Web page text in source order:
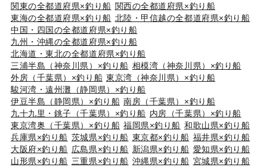
関東の全都道府県×釣り船 関西の全都道府県×釣り船
東海の全都道府県×釣り船 北陸・甲信越の全都道府県×釣り船
中国・四国の全都道府県×釣り船
九州・沖縄の全都道府県×釣り船
北海道・東北の全都道府県×釣り船
三浦半島（神奈川県）×釣り船 相模湾（神奈川県）×釣り船
外房（千葉県）×釣り船 東京湾（神奈川県）×釣り船
駿河湾・遠州灘（静岡県）×釣り船
伊豆半島（静岡県）×釣り船 南房（千葉県）×釣り船
九十九里・銚子（千葉県）×釣り船 内房（千葉県）×釣り船
東京湾奥（千葉県）×釣り船 福岡県×釣り船 和歌山県×釣り船
兵庫県×釣り船 茨城県×釣り船 東京都×釣り船 福井県×釣り船
大阪府×釣り船 広島県×釣り船 新潟県×釣り船 愛知県×釣り船
山形県×釣り船 三重県×釣り船 沖縄県×釣り船 宮城県×釣り船